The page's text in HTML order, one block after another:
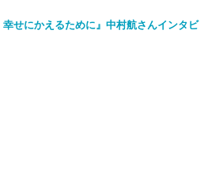
せにかえるために』中村航さんインタビ